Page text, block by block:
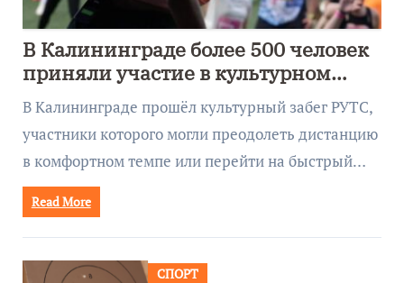
В Калининграде более 500 человек
приняли участие в культурном
забеге
В Калининграде прошёл культурный забег РУТС,
участники которого могли преодолеть дистанцию
в комфортном темпе или перейти на быстрый…
Read More
СПОРТ